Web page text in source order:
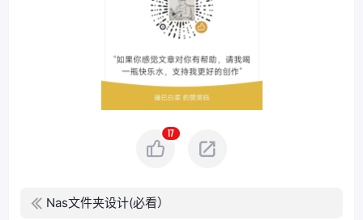
17
Nas文件夹设计(必看）